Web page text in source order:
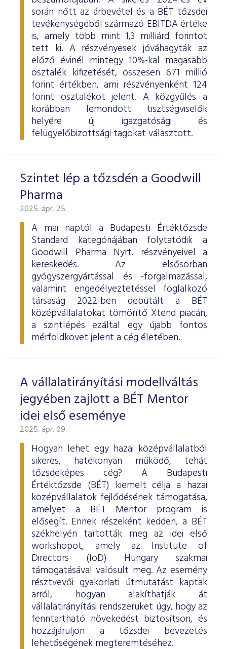
során nőtt az árbevétel és a BÉT tőzsdei
tevékenységéből származó EBITDA értéke
is, amely több mint 1,3 milliárd forintot
tett ki. A részvényesek jóváhagyták az
előző évinél mintegy 10%-kal magasabb
osztalék kifizetését, összesen 671 millió
forint értékben, ami részvényenként 124
forint osztalékot jelent. A közgyűlés a
korábban lemondott tisztségviselők
helyére új igazgatósági és
felügyelőbizottsági tagokat választott.
Szintet lép a tőzsdén a Goodwill
Pharma
2025. ápr. 25.
A mai naptól a Budapesti Értéktőzsde
Standard kategóriájában folytatódik a
Goodwill Pharma Nyrt. részvényeivel a
kereskedés. Az elsősorban
gyógyszergyártással és -forgalmazással,
valamint engedélyeztetéssel foglalkozó
társaság 2022-ben debütált a BÉT
középvállalatokat tömörítő Xtend piacán,
a szintlépés ezáltal egy újabb fontos
mérföldkövet jelent a cég életében.
A vállalatirányítási modellváltás
jegyében zajlott a BÉT Mentor
idei első eseménye
2025. ápr. 09.
Hogyan lehet egy hazai középvállalatból
sikeres, hatékonyan működő, tehát
tőzsdeképes cég? A Budapesti
Értéktőzsde (BÉT) kiemelt célja a hazai
középvállalatok fejlődésének támogatása,
amelyet a BÉT Mentor program is
elősegít. Ennek részeként kedden, a BÉT
székhelyén tartották meg az idei első
workshopot, amely az Institute of
Directors (IoD) Hungary szakmai
támogatásával valósult meg. Az esemény
résztvevői gyakorlati útmutatást kaptak
arról, hogyan alakíthatják át
vállalatirányítási rendszerüket úgy, hogy az
fenntartható növekedést biztosítson, és
hozzájáruljon a tőzsdei bevezetés
lehetőségének megteremtéséhez.